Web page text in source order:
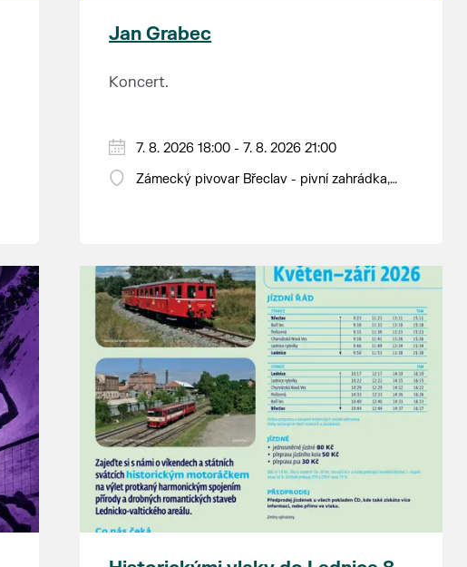
Jan Grabec
Koncert.
7. 8. 2026 18:00 - 7. 8. 2026 21:00
Zámecký pivovar Břeclav - pivní zahrádka,